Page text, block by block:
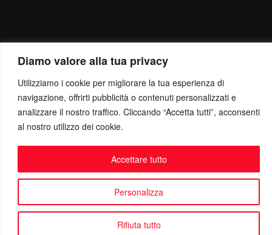
Diamo valore alla tua privacy
Utilizziamo i cookie per migliorare la tua esperienza di
navigazione, offrirti pubblicità o contenuti personalizzati e
analizzare il nostro traffico. Cliccando “Accetta tutti”, acconsenti
al nostro utilizzo dei cookie.
Personalizza
Rifiuta tutto
Accettare tutto